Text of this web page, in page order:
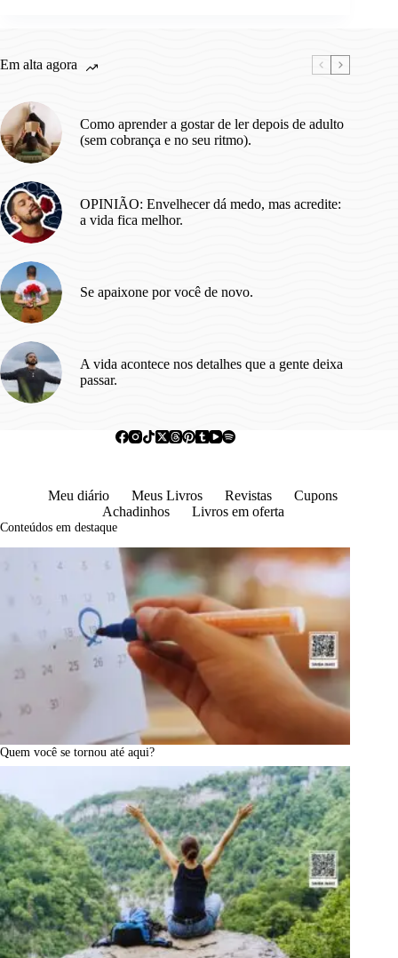
Em alta agora
Como aprender a gostar de ler depois de adulto
(sem cobrança e no seu ritmo).
OPINIÃO: Envelhecer dá medo, mas acredite:
a vida fica melhor.
Se apaixone por você de novo.
A vida acontece nos detalhes que a gente deixa
passar.
Meu diário Meus Livros Revistas
Cupons
Achadinhos
Livros em oferta
Conteúdos em destaque
Quem você se tornou até aqui?